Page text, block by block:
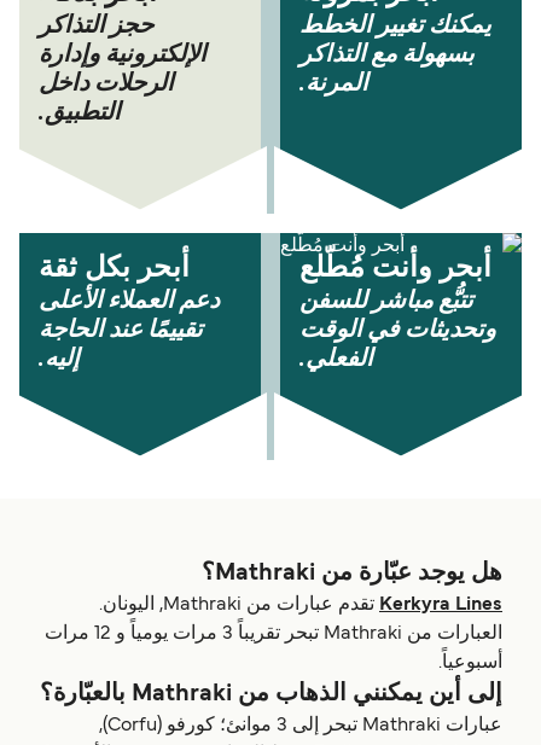
يمكنك تغيير الخطط
بسهولة مع التذاكر
المرنة.
حجز التذاكر
الإلكترونية وإدارة
الرحلات داخل
التطبيق.
أبحر وأنت مُطّلع
تتبُّع مباشر للسفن
وتحديثات في الوقت
الفعلي.
أبحر بكل ثقة
دعم العملاء الأعلى
تقييمًا عند الحاجة
إليه.
هل يوجد عبّارة من Mathraki؟
Kerkyra Lines
تقدم عبارات من Mathraki, اليونان.
العبارات من Mathraki تبحر تقريباً 3 مرات يومياً و 12 مرات
أسبوعياً.
إلى أين يمكنني الذهاب من Mathraki بالعبّارة؟
عبارات Mathraki تبحر إلى 3 موانئ؛ كورفو (Corfu),